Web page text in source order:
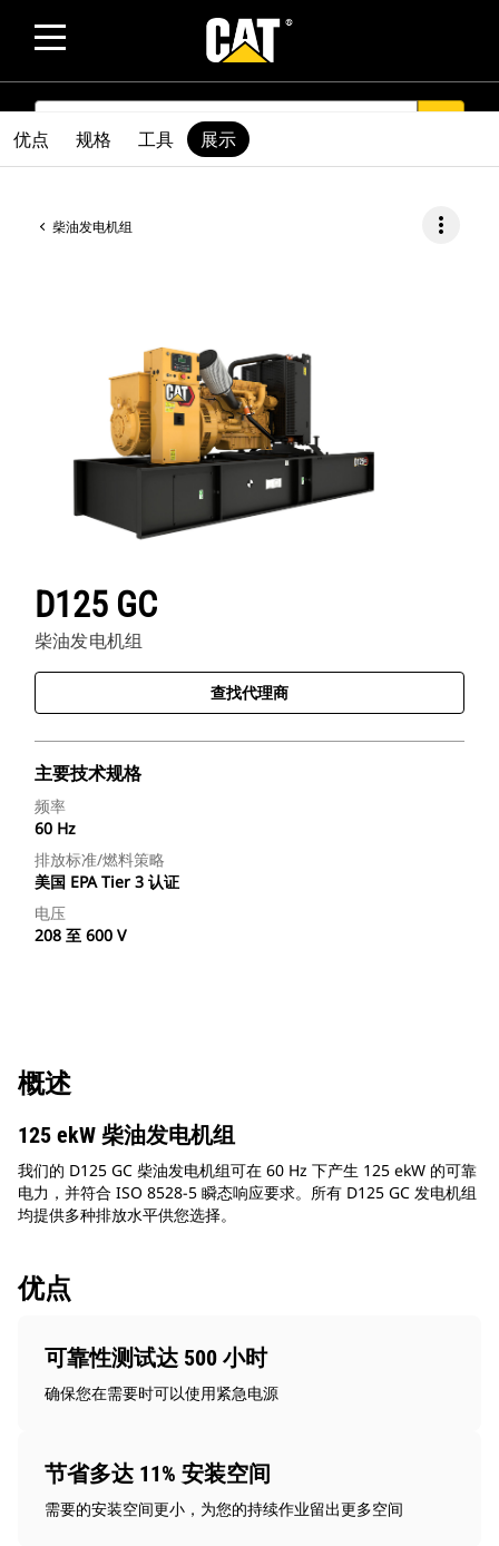
SEARCH
柴油发电机组 more_vert
D125 GC
柴油发电机组
查找代理商
主要技术规格
频率
60 Hz
排放标准/燃料策略
美国 EPA Tier 3 认证
电压
208 至 600 V
优点 规格 工具 展示
概述
125 ekW 柴油发电机组
我们的 D125 GC 柴油发电机组可在 60 Hz 下产生 125 ekW 的可靠
电力，并符合 ISO 8528-5 瞬态响应要求。所有 D125 GC 发电机组
均提供多种排放水平供您选择。
优点
可靠性测试达 500 小时
确保您在需要时可以使用紧急电源
节省多达 11% 安装空间
需要的安装空间更小，为您的持续作业留出更多空间